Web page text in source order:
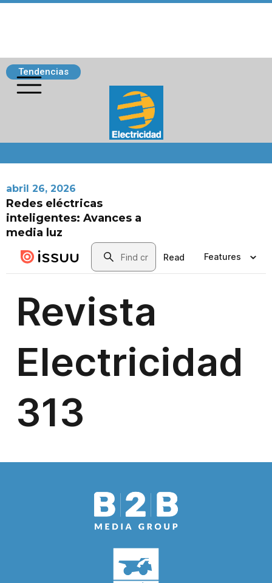
Tendencias
abril 26, 2026
Redes eléctricas
inteligentes: Avances a
media luz